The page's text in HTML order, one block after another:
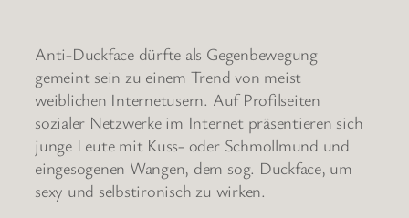
Anti-Duckface dürfte als Gegenbewegung
gemeint sein zu einem Trend von meist
weiblichen Internetusern. Auf Profilseiten
sozialer Netzwerke im Internet präsentieren sich
junge Leute mit Kuss- oder Schmollmund und
eingesogenen Wangen, dem sog. Duckface, um
sexy und selbstironisch zu wirken.